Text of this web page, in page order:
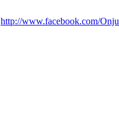
http://www.facebook.com/